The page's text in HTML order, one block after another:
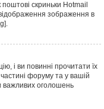
скриньки Hotmail
зображення в
і ви повинні прочитати їх
форуму та у вашій
важливих оголошень